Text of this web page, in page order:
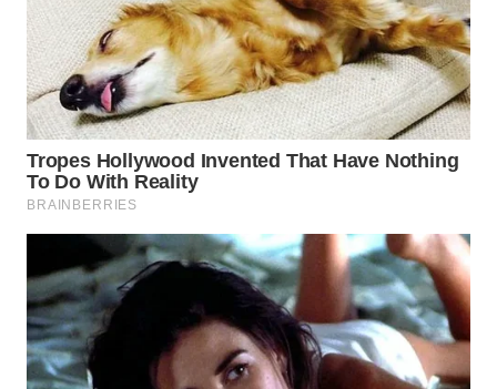
BORNEO
Wahana
Media
Group
WAHANA
NEWS
WAHANA
TANI
WAHANA
ADVOKAT